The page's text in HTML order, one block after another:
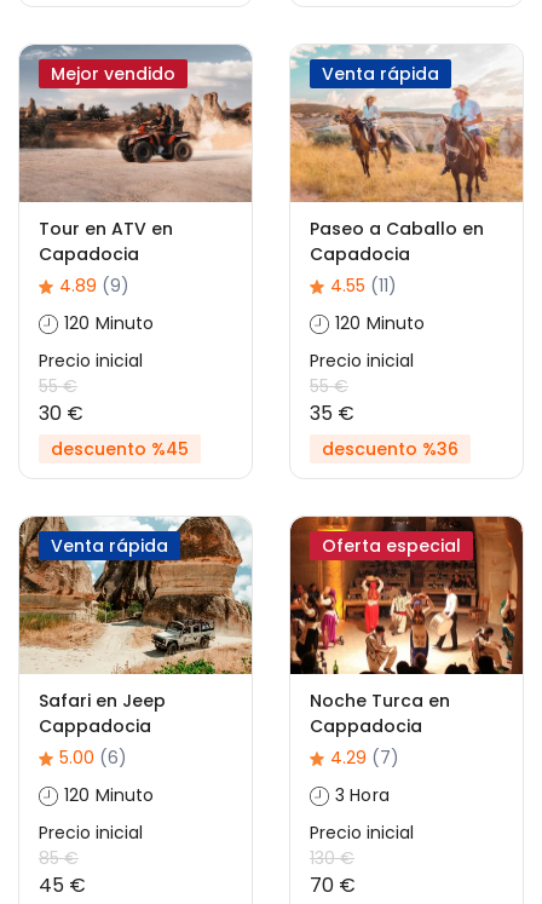
Mejor vendido
Tour en ATV en
Capadocia
4.89 (9)
120 Minuto
Precio inicial
55 €
30 €
descuento %45
Venta rápida
Paseo a Caballo en
Capadocia
4.55 (11)
120 Minuto
Precio inicial
55 €
35 €
descuento %36
Venta rápida
Safari en Jeep
Cappadocia
5.00 (6)
120 Minuto
Precio inicial
85 €
45 €
Oferta especial
Noche Turca en
Cappadocia
4.29 (7)
3 Hora
Precio inicial
130 €
70 €